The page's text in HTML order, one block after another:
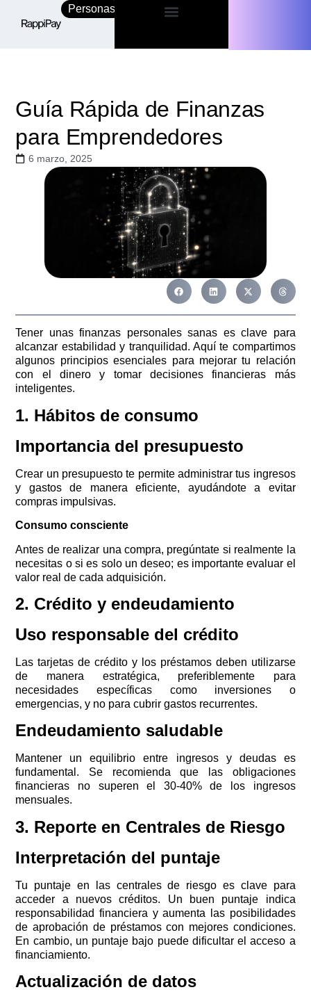
Personas Empresas
Guía Rápida de Finanzas
para Emprendedores
6 marzo, 2025
Tener unas finanzas personales sanas es clave para
alcanzar estabilidad y tranquilidad. Aquí te compartimos
algunos principios esenciales para mejorar tu relación
con el dinero y tomar decisiones financieras más
inteligentes.
1. Hábitos de consumo
Importancia del presupuesto
Crear un presupuesto te permite administrar tus ingresos
y gastos de manera eficiente, ayudándote a evitar
compras impulsivas.
Consumo consciente
Antes de realizar una compra, pregúntate si realmente la
necesitas o si es solo un deseo; es importante evaluar el
valor real de cada adquisición.
2. Crédito y endeudamiento
Uso responsable del crédito
Las tarjetas de crédito y los préstamos deben utilizarse
de manera estratégica, preferiblemente para
necesidades específicas como inversiones o
emergencias, y no para cubrir gastos recurrentes.
Endeudamiento saludable
Mantener un equilibrio entre ingresos y deudas es
fundamental. Se recomienda que las obligaciones
financieras no superen el 30-40% de los ingresos
mensuales.
3. Reporte en Centrales de Riesgo
Interpretación del puntaje
Tu puntaje en las centrales de riesgo es clave para
acceder a nuevos créditos. Un buen puntaje indica
responsabilidad financiera y aumenta las posibilidades
de aprobación de préstamos con mejores condiciones.
En cambio, un puntaje bajo puede dificultar el acceso a
financiamiento.
Actualización de datos